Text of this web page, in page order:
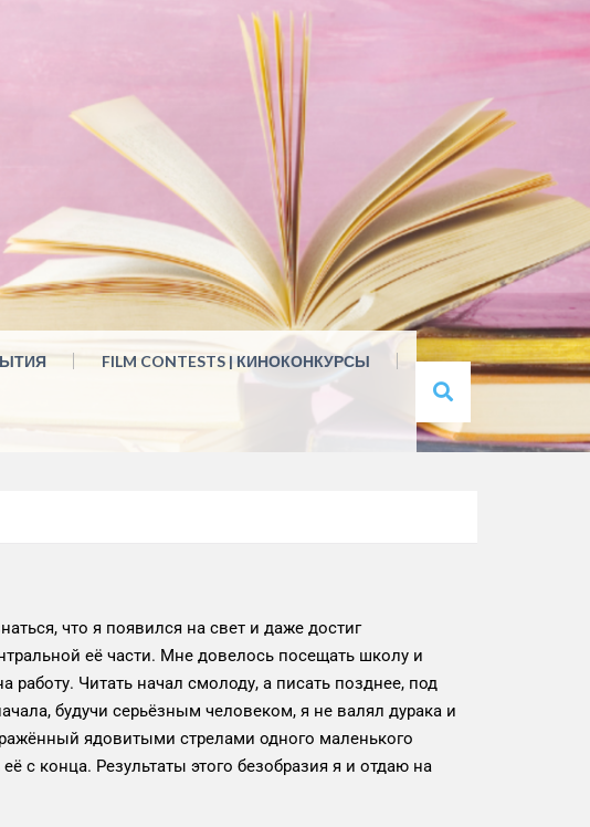
FILM CONTESTS | КИНОКОНКУРСЫ
что я появился на свет и даже достиг
её части. Мне довелось посещать школу и
работу. Читать начал смолоду, а писать позднее, под
будучи серьёзным человеком, я не валял дурака и
ядовитыми стрелами одного маленького
с конца. Результаты этого безобразия я и отдаю на